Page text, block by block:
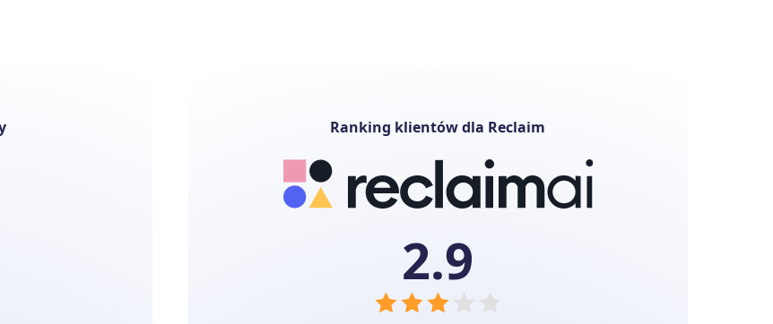
Ranking klientów dla Reclaim
2.9